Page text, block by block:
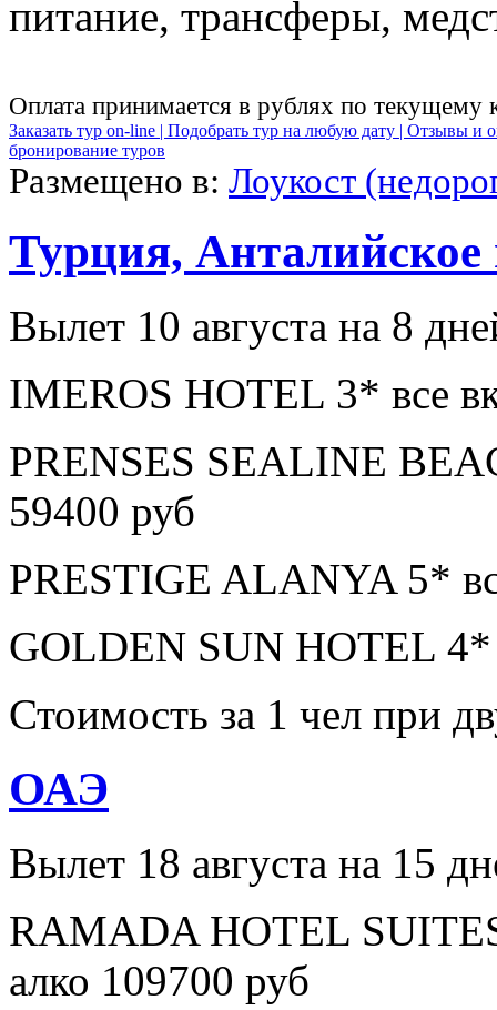
питание, трансферы,
Оплата принимается в рублях по текущему
Заказать тур on-line | Подобрать тур на любую дату | Отзывы и
бронирование туров
Размещено в: Лоукост
Турция, Анталийское
Вылет 10 августа на 8
IMEROS HOTEL 3* все
PRENSES SEALINE
59400 руб
PRESTIGE ALANYA 5*
GOLDEN SUN HOTEL 4*
Стоимость за 1 чел при
ОАЭ
Вылет 18 августа на 15
RAMADA HOTEL
алко 109700 руб